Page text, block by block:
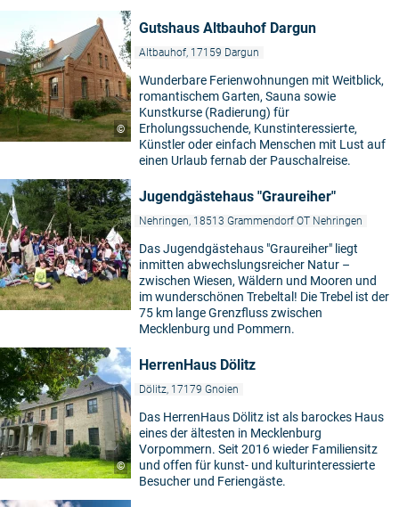
©
Gutshaus Altbauhof Dargun
Altbauhof, 17159 Dargun
Wunderbare Ferienwohnungen mit Weitblick,
romantischem Garten, Sauna sowie
Kunstkurse (Radierung) für
Erholungssuchende, Kunstinteressierte,
Künstler oder einfach Menschen mit Lust auf
einen Urlaub fernab der Pauschalreise.
Jugendgästehaus "Graureiher"
Nehringen, 18513 Grammendorf OT Nehringen
Das Jugendgästehaus "Graureiher" liegt
inmitten abwechslungsreicher Natur –
zwischen Wiesen, Wäldern und Mooren und
im wunderschönen Trebeltal! Die Trebel ist der
75 km lange Grenzfluss zwischen
Mecklenburg und Pommern.
©
HerrenHaus Dölitz
Dölitz, 17179 Gnoien
Das HerrenHaus Dölitz ist als barockes Haus
eines der ältesten in Mecklenburg
Vorpommern. Seit 2016 wieder Familiensitz
und offen für kunst- und kulturinteressierte
Besucher und Feriengäste.